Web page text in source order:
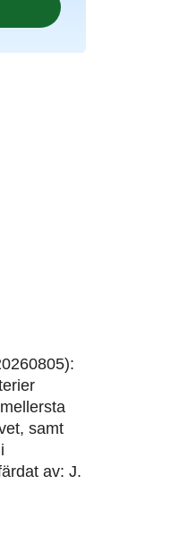
samt
av: J.